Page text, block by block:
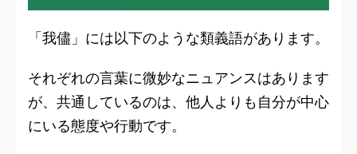
「我儘」には以下のような類義語があります。
それぞれの言葉に微妙なニュアンスはあります
が、共通しているのは、他人よりも自分が中心
にいる態度や行動です。